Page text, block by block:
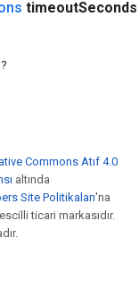
timeoutSeconds
Commons Atıf 4.0
altında
Site Politikaları'na
ticari markasıdır.